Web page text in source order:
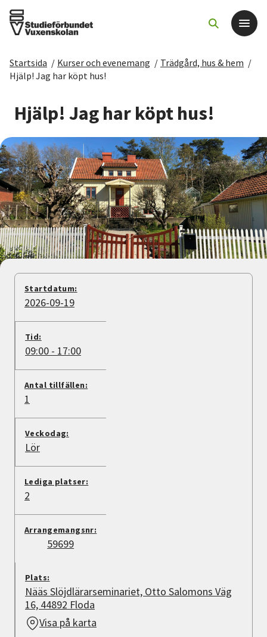
Det här gör vi
För dig som
Sök kurser och evenemang
Om SV
Starta studiecirkel
Cirkelledare
Nyheter
Avdelningar
Lyssna
Startsida / Kurser och evenemang / Trädgård, hus & hem /
Hjälp! Jag har köpt hus!
Hjälp! Jag har köpt hus!
Startdatum:
2026-09-19
Tid:
09:00 - 17:00
Antal tillfällen:
1
Veckodag:
Lör
Lediga platser:
2
Arrangemangsnr:
59699
Plats:
Nääs Slöjdlärarseminariet, Otto Salomons Väg
16, 44892 Floda
Visa på karta